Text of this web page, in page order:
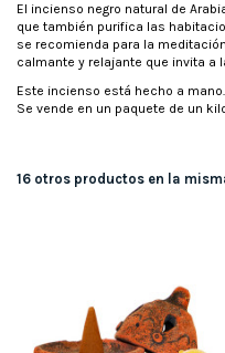
El incienso negro natural de
que también purifica las
se recomienda para la
calmante y relajante que invita a
Este incienso está hecho a mano.
Se vende en un paquete de un
16 otros productos en la